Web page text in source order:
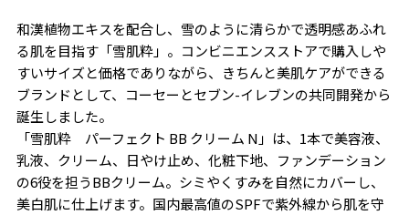
和漢植物エキスを配合し、雪のように清らかで透明感あふれ
る肌を目指す「雪肌粋」。コンビニエンスストアで購入しや
すいサイズと価格でありながら、きちんと美肌ケアができる
ブランドとして、コーセーとセブン-イレブンの共同開発から
誕生しました。
「雪肌粋 パーフェクト BB クリーム N」は、1本で美容液、
乳液、クリーム、日やけ止め、化粧下地、ファンデーション
の6役を担うBBクリーム。シミやくすみを自然にカバーし、
美白肌に仕上げます。国内最高値のSPFで紫外線から肌を守